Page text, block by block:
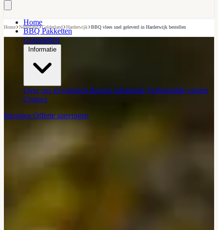
Home
BBQ Pakketten
Gourmetten
Informatie
Over ons Ervaringen Bezorg informatie Veelgestelde vragen
Contact
Inloggen Offerte aanvragen
Home›Nederland›Gelderland›Harderwijk›BBQ vlees snel geleverd in Harderwijk bestellen